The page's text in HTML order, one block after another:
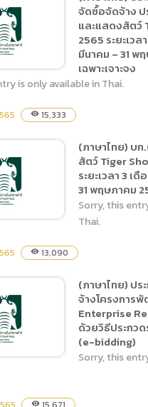
สดุงานเชื่อม
าะเจาะจง
กาศเผยแพร่
ดจ้าง ประจำปี
ะจำปี 2565
อน ตั้งแต่วันที่ 1
ษภาคม 2565
าะจง
จัดซ์้อจัดจ้าง ป
และแสดงสัตว์
2565 ระยะเวล
มีนาคม – 31 พ
เฉพาะเจาะจง
is only available in Thai.
visibility 15,333
Show
ยะเวลา 3
2565 – 31
(ภาษาไทย) บ
สัตว์ Tiger
ระยะเวลา 3 เ
31 พฤษภาคม
Sorry, this
Thai.
visibility 13,090
(ภาษาไทย) ปร
จ้างโครงการ
Enterprise
ด้วยวิธีประกว
(e-bidding)
Sorry, this
visibility